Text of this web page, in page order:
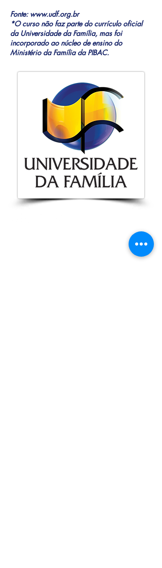
Fonte: www.udf.org.br
*O curso não faz parte do currículo oficial
da Universidade da Família, mas foi
incorporado ao núcleo de ensino do
Ministério da Família da PIBAC.